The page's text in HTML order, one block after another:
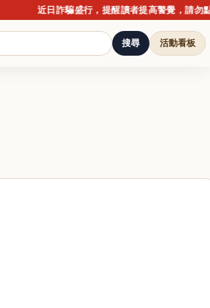
近日詐騙盛行，提醒讀者提高警覺，請勿點擊不明
搜尋 活動看板